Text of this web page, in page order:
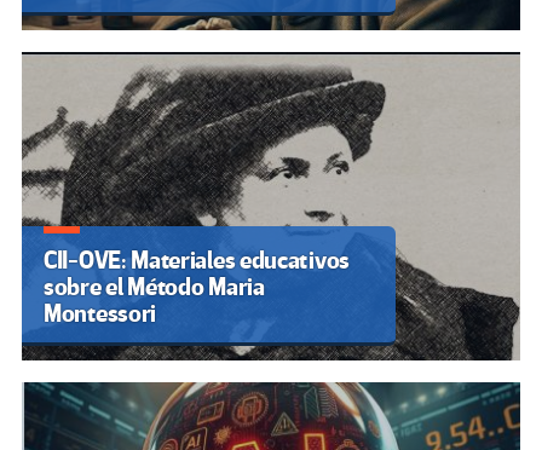
CII-OVE: Materiales educativos
sobre el Método Maria
Montessori